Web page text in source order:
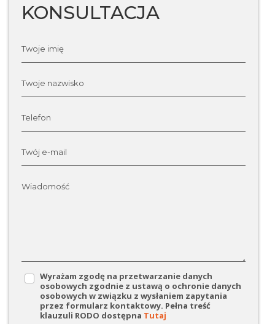
KONSULTACJA
Twoje imię
Twoje nazwisko
Telefon
Twój e-mail
Wiadomość
Wyrażam zgodę na przetwarzanie danych
osobowych zgodnie z ustawą o ochronie danych
osobowych w związku z wysłaniem zapytania
przez formularz kontaktowy. Pełna treść
klauzuli RODO dostępna Tutaj